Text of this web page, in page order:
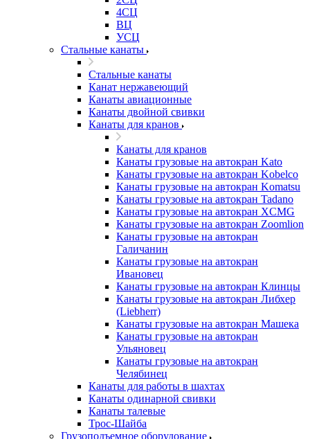
4СЦ
ВЦ
УСЦ
Стальные канаты
Стальные канаты
Канат нержавеющий
Канаты авиационные
Канаты двойной свивки
Канаты для кранов
Канаты для кранов
Канаты грузовые на автокран Kato
Канаты грузовые на автокран Kobelco
Канаты грузовые на автокран Komatsu
Канаты грузовые на автокран Tadano
Канаты грузовые на автокран XCMG
Канаты грузовые на автокран Zoomlion
Канаты грузовые на автокран
Галичанин
Канаты грузовые на автокран
Ивановец
Канаты грузовые на автокран Клинцы
Канаты грузовые на автокран Либхер
(Liebherr)
Канаты грузовые на автокран Машека
Канаты грузовые на автокран
Ульяновец
Канаты грузовые на автокран
Челябинец
Канаты для работы в шахтах
Канаты одинарной свивки
Канаты талевые
Трос-Шайба
Грузоподъемное оборудование